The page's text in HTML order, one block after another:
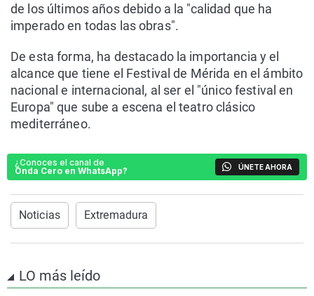
de los últimos años debido a la "calidad que ha
imperado en todas las obras".
De esta forma, ha destacado la importancia y el
alcance que tiene el Festival de Mérida en el ámbito
nacional e internacional, al ser el "único festival en
Europa" que sube a escena el teatro clásico
mediterráneo.
¿Conoces el canal de
Onda Cero en WhatsApp?
ÚNETE AHORA
Noticias Extremadura
LO más leído